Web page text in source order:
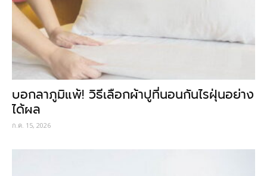
บอกลาภูมิแพ้! วิธีเลือกผ้าปูที่นอนกันไรฝุ่นอย่าง
ได้ผล
ก.ค. 15, 2026